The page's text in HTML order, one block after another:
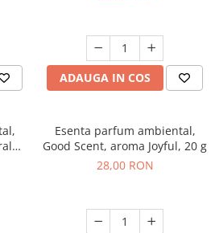
ADAUGA IN COS
Esenta parfum ambiental,
Good Scent, aroma Joyful, 20 g
28,00 RON